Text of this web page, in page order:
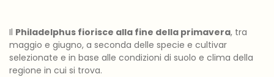
Il Philadelphus fiorisce alla fine della primavera, tra
maggio e giugno, a seconda delle specie e cultivar
selezionate e in base alle condizioni di suolo e clima della
regione in cui si trova.